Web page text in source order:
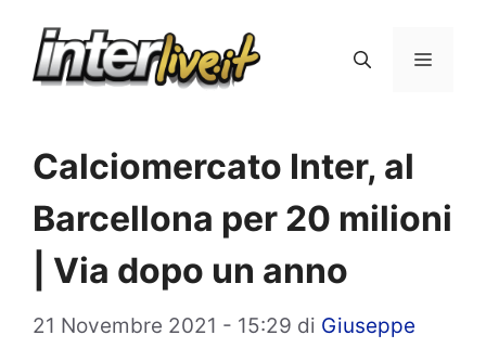
Menu
Calciomercato Inter, al
Barcellona per 20 milioni
| Via dopo un anno
21 Novembre 2021 - 15:29 di Giuseppe